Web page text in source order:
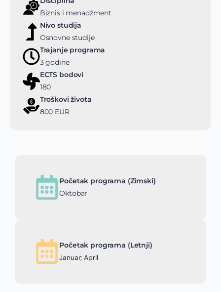
Biznis i menadžment
Nivo studija
Osnovne studije
Trajanje programa
3 godine
ECTS bodovi
180
Troškovi života
800 EUR
Početak programa (Zimski)
Oktobar
Početak programa (Letnji)
Januar; April